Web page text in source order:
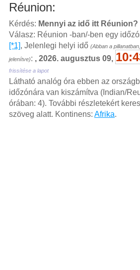
Réunion:
Kérdés: Mennyi az idő itt Réunion?
Válasz: Réunion -ban/-ben egy
[*1], Jelenlegi helyi idő (Abban a
jelenítve): , 2026. augusztus 09,
frissítése a lapot
Látható analóg óra ebben az
időzónára van kiszámítva (Indian/
órában: 4). További részletekért
szöveg alatt. Kontinens: Afrika.